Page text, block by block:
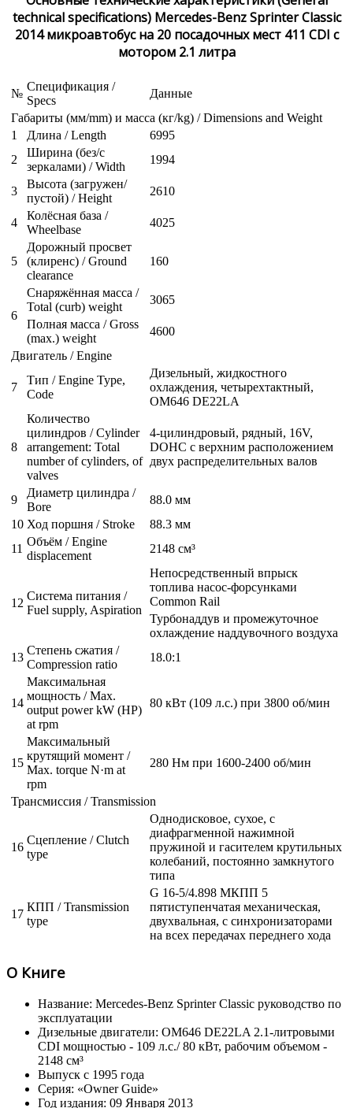
technical specifications) Mercedes-Benz Sprinter Classic
2014 микроавтобус на 20 посадочных мест 411 CDI с
мотором 2.1 литра
№
Спецификация /
Specs
Данные
Габариты (мм/mm) и масса (кг/kg) / Dimensions and Weight
1
Длина / Length
6995
2
Ширина (без/с
зеркалами) / Width
1994
3
Высота (загружен/
пустой) / Height
2610
4
Колёсная база /
Wheelbase
4025
5
Дорожный просвет
(клиренс) / Ground
clearance
160
6
Снаряжённая масса /
Total (curb) weight
3065
Полная масса / Gross
(max.) weight
4600
Двигатель / Engine
7
Тип / Engine Type,
Code
Дизельный, жидкостного
охлаждения, четырехтактный,
OM646 DE22LA
8
Количество
цилиндров / Cylinder
arrangement: Total
number of cylinders, of
valves
4-цилиндровый, рядный, 16V,
DOHC с верхним расположением
двух распределительных валов
9
Диаметр цилиндра /
Bore
88.0 мм
10 Ход поршня / Stroke
88.3 мм
11
Объём / Engine
displacement
2148 см³
12
Система питания /
Fuel supply, Aspiration
Непосредственный впрыск
топлива насос-форсунками
Common Rail
Турбонаддув и промежуточное
охлаждение наддувочного воздуха
13
Степень сжатия /
Compression ratio
18.0:1
14
Максимальная
мощность / Max.
output power kW (HP)
at rpm
80 кВт (109 л.с.) при 3800 об/мин
15
Максимальный
крутящий момент /
Max. torque N·m at
rpm
280 Нм при 1600-2400 об/мин
Трансмиссия / Transmission
16
Сцепление / Clutch
type
Однодисковое, сухое, с
диафрагменной нажимной
пружиной и гасителем крутильных
колебаний, постоянно замкнутого
типа
17
КПП / Transmission
type
G 16-5/4.898 МКПП 5
пятиступенчатая механическая,
двухвальная, с синхронизаторами
на всех передачах переднего хода
О Книге
Название: Mercedes-Benz Sprinter Classic руководство по
эксплуатации
Дизельные двигатели: OM646 DE22LA 2.1-литровыми
CDI мощностью - 109 л.с./ 80 кВт, рабочим объемом -
2148 см³
Выпуск с 1995 года
Серия: «Owner Guide»
Год издания: 09 Января 2013